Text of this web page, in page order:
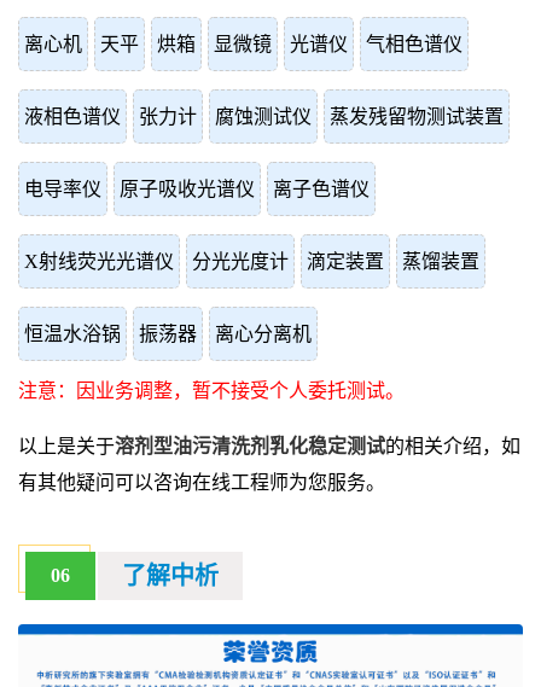
离心机 天平 烘箱 显微镜 光谱仪 气相色谱仪
液相色谱仪 张力计 腐蚀测试仪 蒸发残留物测试装置
电导率仪 原子吸收光谱仪 离子色谱仪
X射线荧光光谱仪 分光光度计 滴定装置 蒸馏装置
恒温水浴锅 振荡器 离心分离机
注意：因业务调整，暂不接受个人委托测试。
以上是关于溶剂型油污清洗剂乳化稳定测试的相关介绍，如
有其他疑问可以咨询在线工程师为您服务。
06 了解中析